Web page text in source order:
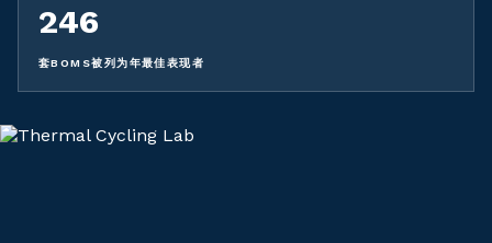
246
套BOMS被列为年最佳表现者